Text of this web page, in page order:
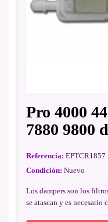
Pro 4000
7880 9800
Referencia: EPTCR1857
Condición: Nuevo
Los dampers son los
se atascan y es necesario